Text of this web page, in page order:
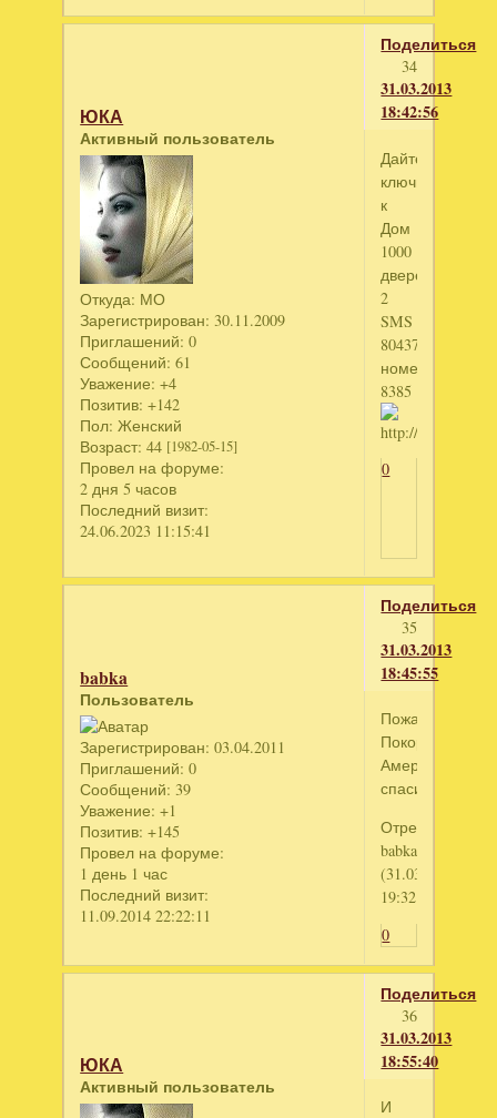
Поделиться
34
31.03.2013
18:42:56
ЮКА
Активный пользователь
Откуда: МО
Зарегистрирован: 30.11.2009
Приглашений: 0
Сообщений: 61
Уважение: +4
Позитив: +142
Пол: Женский
Возраст: 44 [1982-05-15]
Провел на форуме:
2 дня 5 часов
Последний визит:
24.06.2023 11:15:41
Дайте
ключик
к
Дом
1000
дверей
2
SMS
804375442
номер
8385
0
Поделиться
35
31.03.2013
18:45:55
babka
Пользователь
Зарегистрирован: 03.04.2011
Приглашений: 0
Сообщений: 39
Уважение: +1
Позитив: +145
Провел на форуме:
1 день 1 час
Последний визит:
11.09.2014 22:22:11
Пожалуйста,
Покорение
Америки,
спасибо.
babka
(31.03.2013
19:32:43)
0
Поделиться
36
31.03.2013
18:55:40
ЮКА
Активный пользователь
И